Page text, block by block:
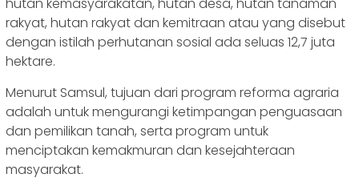
rakyat, hutan rakyat dan kemitraan atau yang disebut
dengan istilah perhutanan sosial ada seluas 12,7 juta
hektare.
Menurut Samsul, tujuan dari program reforma agraria
adalah untuk mengurangi ketimpangan penguasaan
dan pemilikan tanah, serta program untuk
menciptakan kemakmuran dan kesejahteraan
masyarakat.